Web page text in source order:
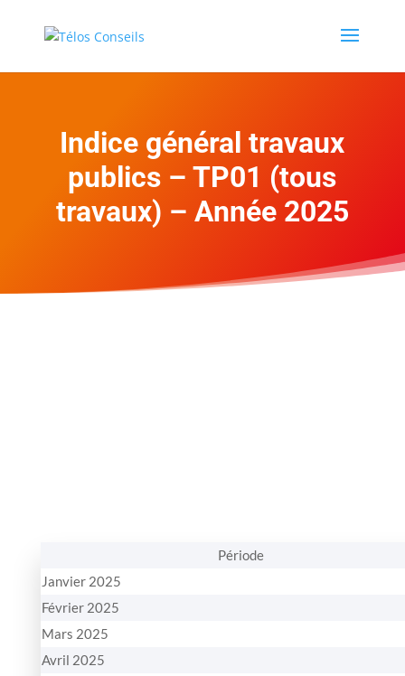
Indice général travaux
publics – TP01 (tous
travaux) – Année 2025
Période
Janvier 2025
Février 2025
Mars 2025
Avril 2025